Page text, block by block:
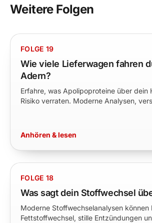
Weitere Folgen
FOLGE 19
Wie viele Lieferwagen fahren
Adern?
Erfahre, was Apolipoproteine über dein
Risiko verraten. Moderne Analysen,
Anhören & lesen
FOLGE 18
Was sagt dein Stoffwechsel
Moderne Stoffwechselanalysen können
Fettstoffwechsel, stille Entzündungen